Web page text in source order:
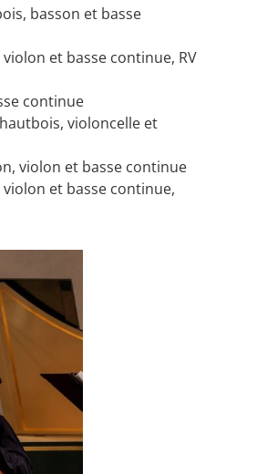
basson et basse
et basse continue, RV
continue
violoncelle et
violon et basse continue
et basse continue,